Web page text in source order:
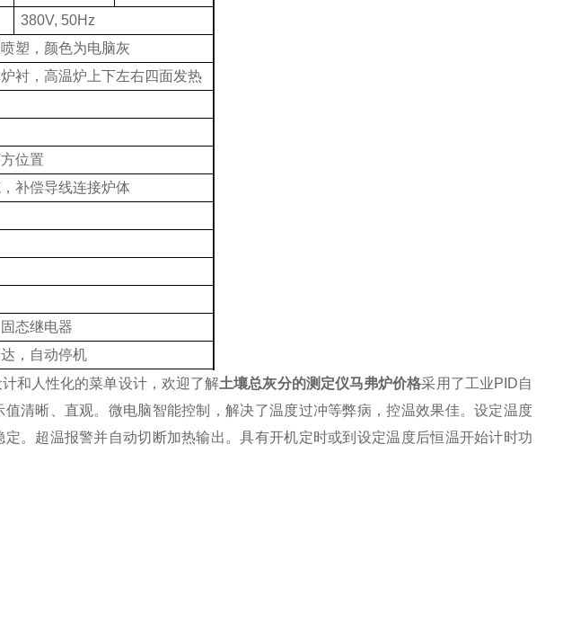
380V, 50Hz
塑，颜色为电脑灰
衬，高温炉上下左右四面发热
位置
补偿导线连接炉体
态继电器
，自动停机
保险。超温报警，超温断流
和人性化的菜单设计，欢迎了解土壤总灰分的测定仪马弗炉价格采用了工业PID自
值清晰、直观。微电脑智能控制，解决了温度过冲等弊病，控温效果佳。设定温度
定。超温报警并自动切断加热输出。具有开机定时或到设定温度后恒温开始计时功